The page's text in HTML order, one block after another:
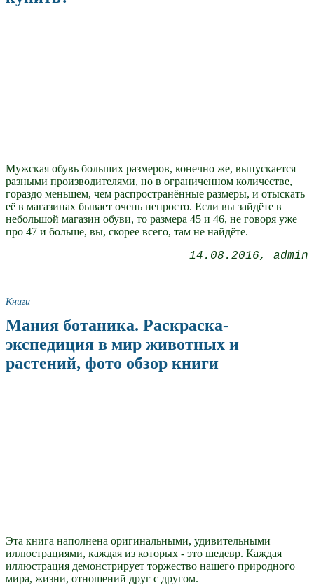
Мужская обувь больших размеров, конечно же, выпускается
разными производителями, но в ограниченном количестве,
гораздо меньшем, чем распространённые размеры, и отыскать
её в магазинах бывает очень непросто. Если вы зайдёте в
небольшой магазин обуви, то размера 45 и 46, не говоря уже
про 47 и больше, вы, скорее всего, там не найдёте.
14.08.2016 admin
Книги
Мания ботаника. Раскраска-
экспедиция в мир животных и
растений, фото обзор книги
Эта книга наполнена оригинальными, удивительными
иллюстрациями, каждая из которых - это шедевр. Каждая
иллюстрация демонстрирует торжество нашего природного
мира, жизни, отношений друг с другом.